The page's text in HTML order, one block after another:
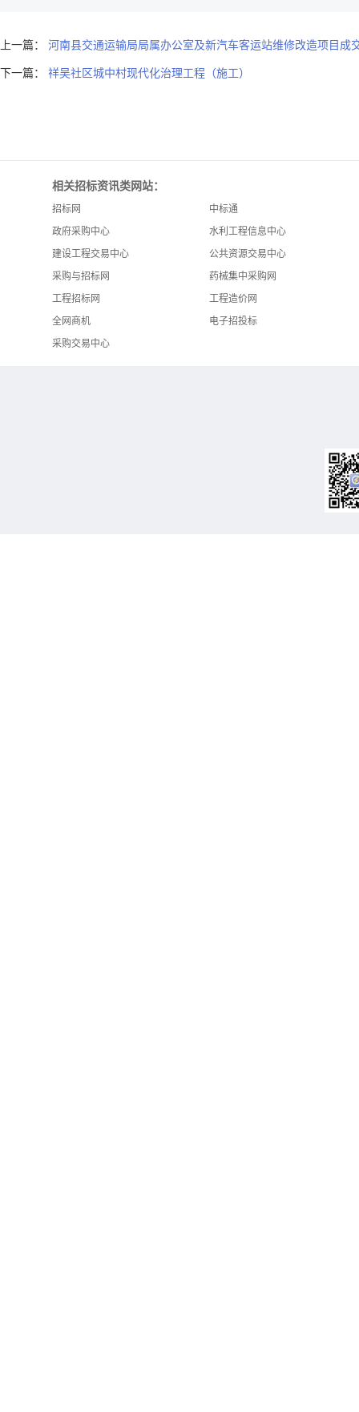
上一篇： 河南县交通运输局局属办公室及新汽车客运站维修改造项目成
下一篇： 祥吴社区城中村现代化治理工程（施工）
相关招标资讯类网站：
招标网
中标通
政府采购中心
水利工程信息中心
建设工程交易中心
公共资源交易中心
采购与招标网
药械集中采购网
工程招标网
工程造价网
全网商机
电子招投标
采购交易中心